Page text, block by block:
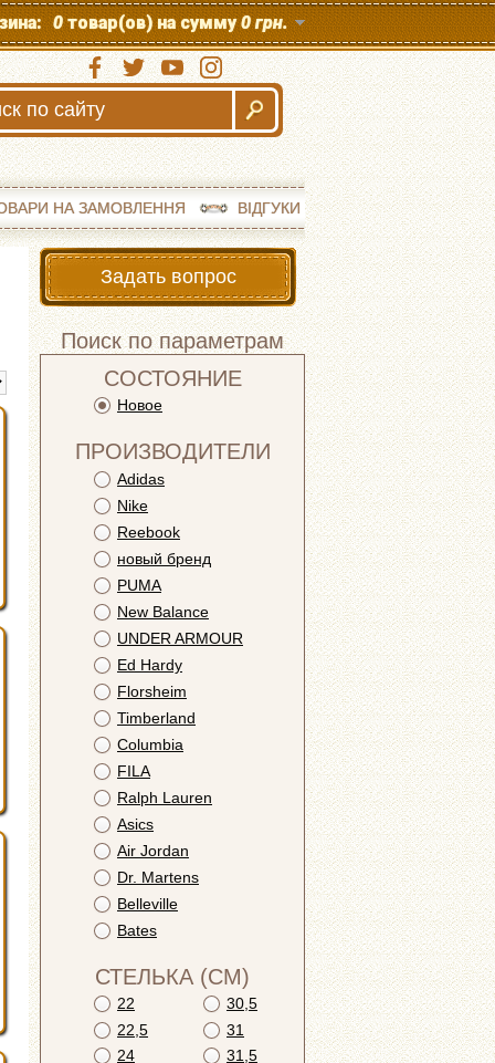
0товар(ов) на сумму0 грн.
НА ЗАМОВЛЕННЯ ВІДГУКИ
Задать вопрос
Поиск по параметрам
СОСТОЯНИЕ
Новое
ПРОИЗВОДИТЕЛИ
Adidas
Nike
Reebook
новый бренд
PUMA
New Balance
UNDER ARMOUR
Ed Hardy
Florsheim
Timberland
Columbia
FILA
Ralph Lauren
Asics
Air Jordan
Dr. Martens
Belleville
Bates
СТЕЛЬКА (СМ)
22
22,5
24
30,5
31
31,5